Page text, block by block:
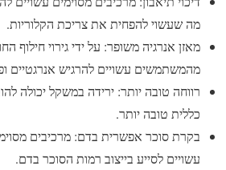
מה שעשוי להפחית את צריכת הקלוריות.
מאזן אנרגיה משופר: על ידי גירוי חילוף
מהמשתמשים עשויים להרגיש אנרגטיים
רווחה טובה יותר: ירידה במשקל יכולה
כללית טובה יותר.
בקרת סוכר אפשרית בדם: מרכיבים
עשויים לסייע בייצוב רמות הסוכר בדם.